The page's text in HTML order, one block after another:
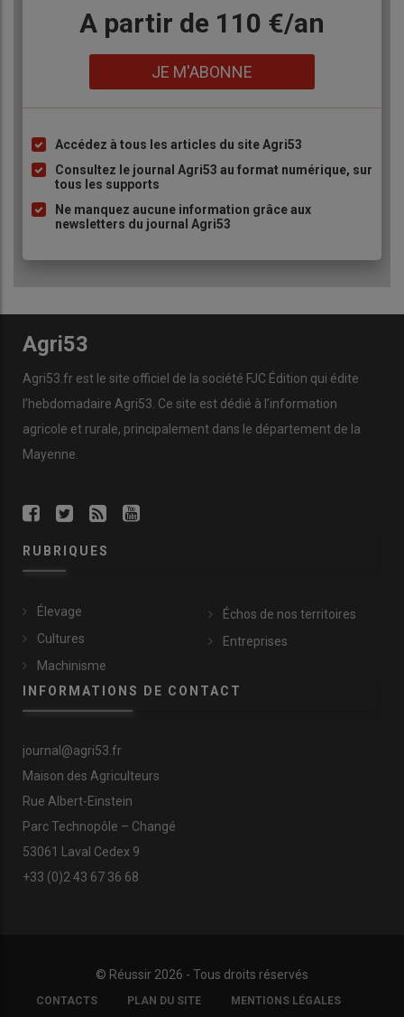
BodyA partir de 110 €/an
JE M'ABONNE
Liste
à
puce
Accédez à tous les articles du site Agri53
Consultez le journal Agri53 au format numérique, sur
tous les supports
Ne manquez aucune information grâce aux
newsletters du journal Agri53
Agri53
Agri53.fr est le site officiel de la société FJC Édition qui édite
l’hebdomadaire Agri53. Ce site est dédié à l’information
agricole et rurale, principalement dans le département de la
Mayenne.
RUBRIQUES
Élevage
Cultures
Machinisme
Échos de nos territoires
Entreprises
INFORMATIONS DE CONTACT
journal@agri53.fr
Maison des Agriculteurs
Rue Albert-Einstein
Parc Technopôle – Changé
53061 Laval Cedex 9
+33 (0)2 43 67 36 68
© Réussir 2026 - Tous droits réservés
FOOTER
COPYRIGHT
CONTACTS PLAN DU SITE MENTIONS LÉGALES